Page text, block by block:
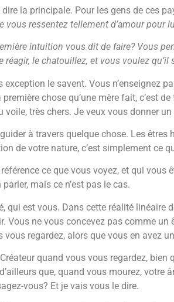
la principale. Pour les gens de ces
vous ressentez tellement d’amour pour
intuition vous dit de faire? Vous
le chatouillez, et vous voulez qu’il
exception le savent. Vous n’enseignez
chose qu’une mère fait, c’est
voile, très chers. Je veux vous donner un
à travers quelque chose. Les êtres
de votre nature, c’est simplement ce
ce que vous voyez, et qui
mais ce n’est pas le cas.
qui est vous. Dans cette réalité linéaire
Vous ne vous concevez pas comme
regardez, alors que vous en avez
quand vous vous regardez,
que, quand vous mourez,
vous? Et je vais vous le dire.